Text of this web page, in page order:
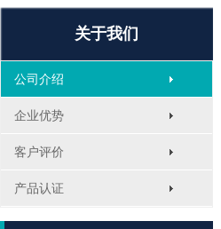
关于我们
公司介绍
企业优势
客户评价
产品认证
MT-1705HS200A